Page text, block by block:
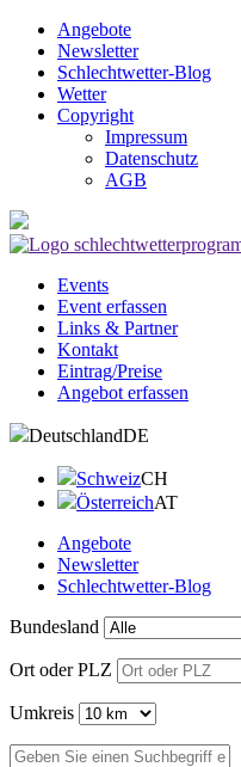
Angebote
Newsletter
Schlechtwetter-Blog
Wetter
Copyright
Impressum
Datenschutz
AGB
Events
Event erfassen
Links & Partner
Kontakt
Eintrag/Preise
Angebot erfassen
DeutschlandDE
SchweizCH
ÖsterreichAT
Angebote
Newsletter
Schlechtwetter-Blog
Bundesland
Ort oder PLZ
Umkreis